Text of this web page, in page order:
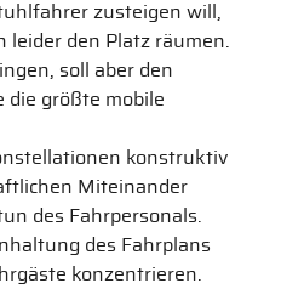
zusteigen will,
leider den Platz räumen.
soll aber den
die größte mobile
konstruktiv
Miteinander
des Fahrpersonals.
des Fahrplans
konzentrieren.